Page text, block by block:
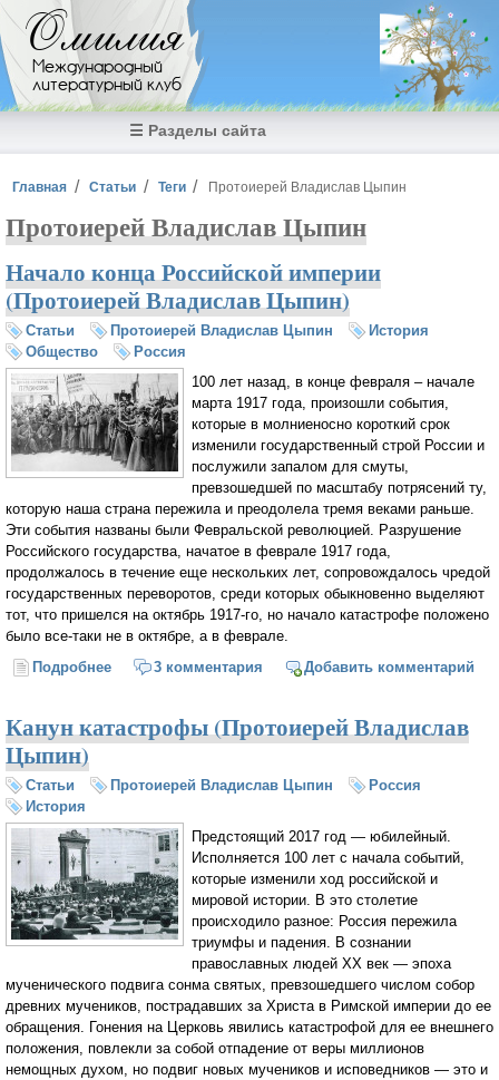
Перейти к основному содержанию
Омилия
Международный
литературный клуб
☰ Разделы сайта
Вы здесь
Главная Статьи Теги Протоиерей Владислав Цыпин
Протоиерей Владислав Цыпин
Начало конца Российской империи
(Протоиерей Владислав Цыпин)
Статьи Протоиерей Владислав Цыпин
История
Общество
Россия
100 лет назад, в конце февраля – начале
марта 1917 года, произошли события,
которые в молниеносно короткий срок
изменили государственный строй России и
послужили запалом для смуты,
превзошедшей по масштабу потрясений ту,
которую наша страна пережила и преодолела тремя веками раньше.
Эти события названы были Февральской революцией. Разрушение
Российского государства, начатое в феврале 1917 года,
продолжалось в течение еще нескольких лет, сопровождалось чредой
государственных переворотов, среди которых обыкновенно выделяют
тот, что пришелся на октябрь 1917-го, но начало катастрофе положено
было все-таки не в октябре, а в феврале.
Подробнее о Начало конца Российской империи (Протоиерей
3 комментария Добавить комментарий
Канун катастрофы (Протоиерей Владислав
Цыпин)
Статьи Протоиерей Владислав Цыпин
Россия
История
Предстоящий 2017 год — юбилейный.
Исполняется 100 лет с начала событий,
которые изменили ход российской и
мировой истории. В это столетие
происходило разное: Россия пережила
триумфы и падения. В сознании
православных людей XX век — эпоха
мученического подвига сонма святых, превзошедшего числом собор
древних мучеников, пострадавших за Христа в Римской империи до ее
обращения. Гонения на Церковь явились катастрофой для ее внешнего
положения, повлекли за собой отпадение от веры миллионов
немощных духом, но подвиг новых мучеников и исповедников — это и